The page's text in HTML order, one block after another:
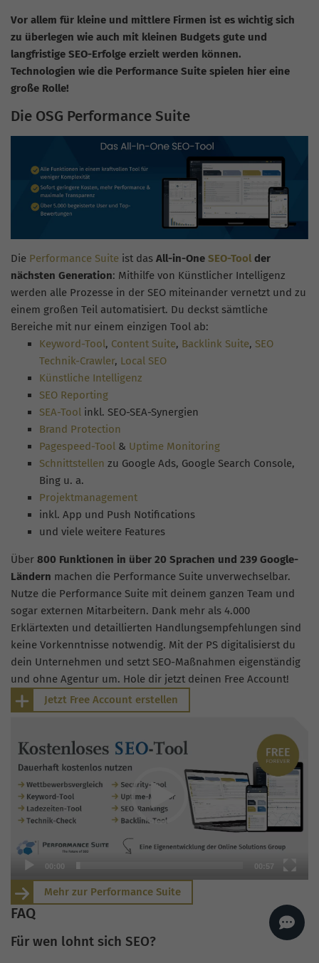
Vor allem für kleine und mittlere Firmen ist es wichtig sich
zu überlegen wie auch mit kleinen Budgets gute und
langfristige SEO-Erfolge erzielt werden können.
Technologien wie die Performance Suite spielen hier eine
große Rolle!
Die OSG Performance Suite
Die Performance Suite ist das All-in-One SEO-Tool der
nächsten Generation: Mithilfe von Künstlicher Intelligenz
werden alle Prozesse in der SEO miteinander vernetzt und zu
einem großen Teil automatisiert. Du deckst sämtliche
Bereiche mit nur einem einzigen Tool ab:
Keyword-Tool, Content Suite, Backlink Suite, SEO
Technik-Crawler, Local SEO
Künstliche Intelligenz
SEO Reporting
SEA-Tool inkl. SEO-SEA-Synergien
Brand Protection
Pagespeed-Tool & Uptime Monitoring
Schnittstellen zu Google Ads, Google Search Console,
Bing u. a.
Projektmanagement
inkl. App und Push Notifications
und viele weitere Features
Über 800 Funktionen in über 20 Sprachen und 239 Google-
Ländern machen die Performance Suite unverwechselbar.
Nutze die Performance Suite mit deinem ganzen Team und
sogar externen Mitarbeitern. Dank mehr als 4.000
Erklärtexten und detaillierten Handlungsempfehlungen sind
keine Vorkenntnisse notwendig. Mit der PS digitalisierst du
dein Unternehmen und setzt SEO-Maßnahmen eigenständig
und ohne Agentur um. Hole dir jetzt deinen Free Account!
Jetzt Free Account erstellen
e
r
00:00 00:57
Mehr zur Performance Suite
FAQ
Für wen lohnt sich SEO?
Hallo, willkommen bei
bereits ab 499 € pro
Monat, inkl. Content,
Backlinks, Beratung und
Performance Suite
Zum Angebot.